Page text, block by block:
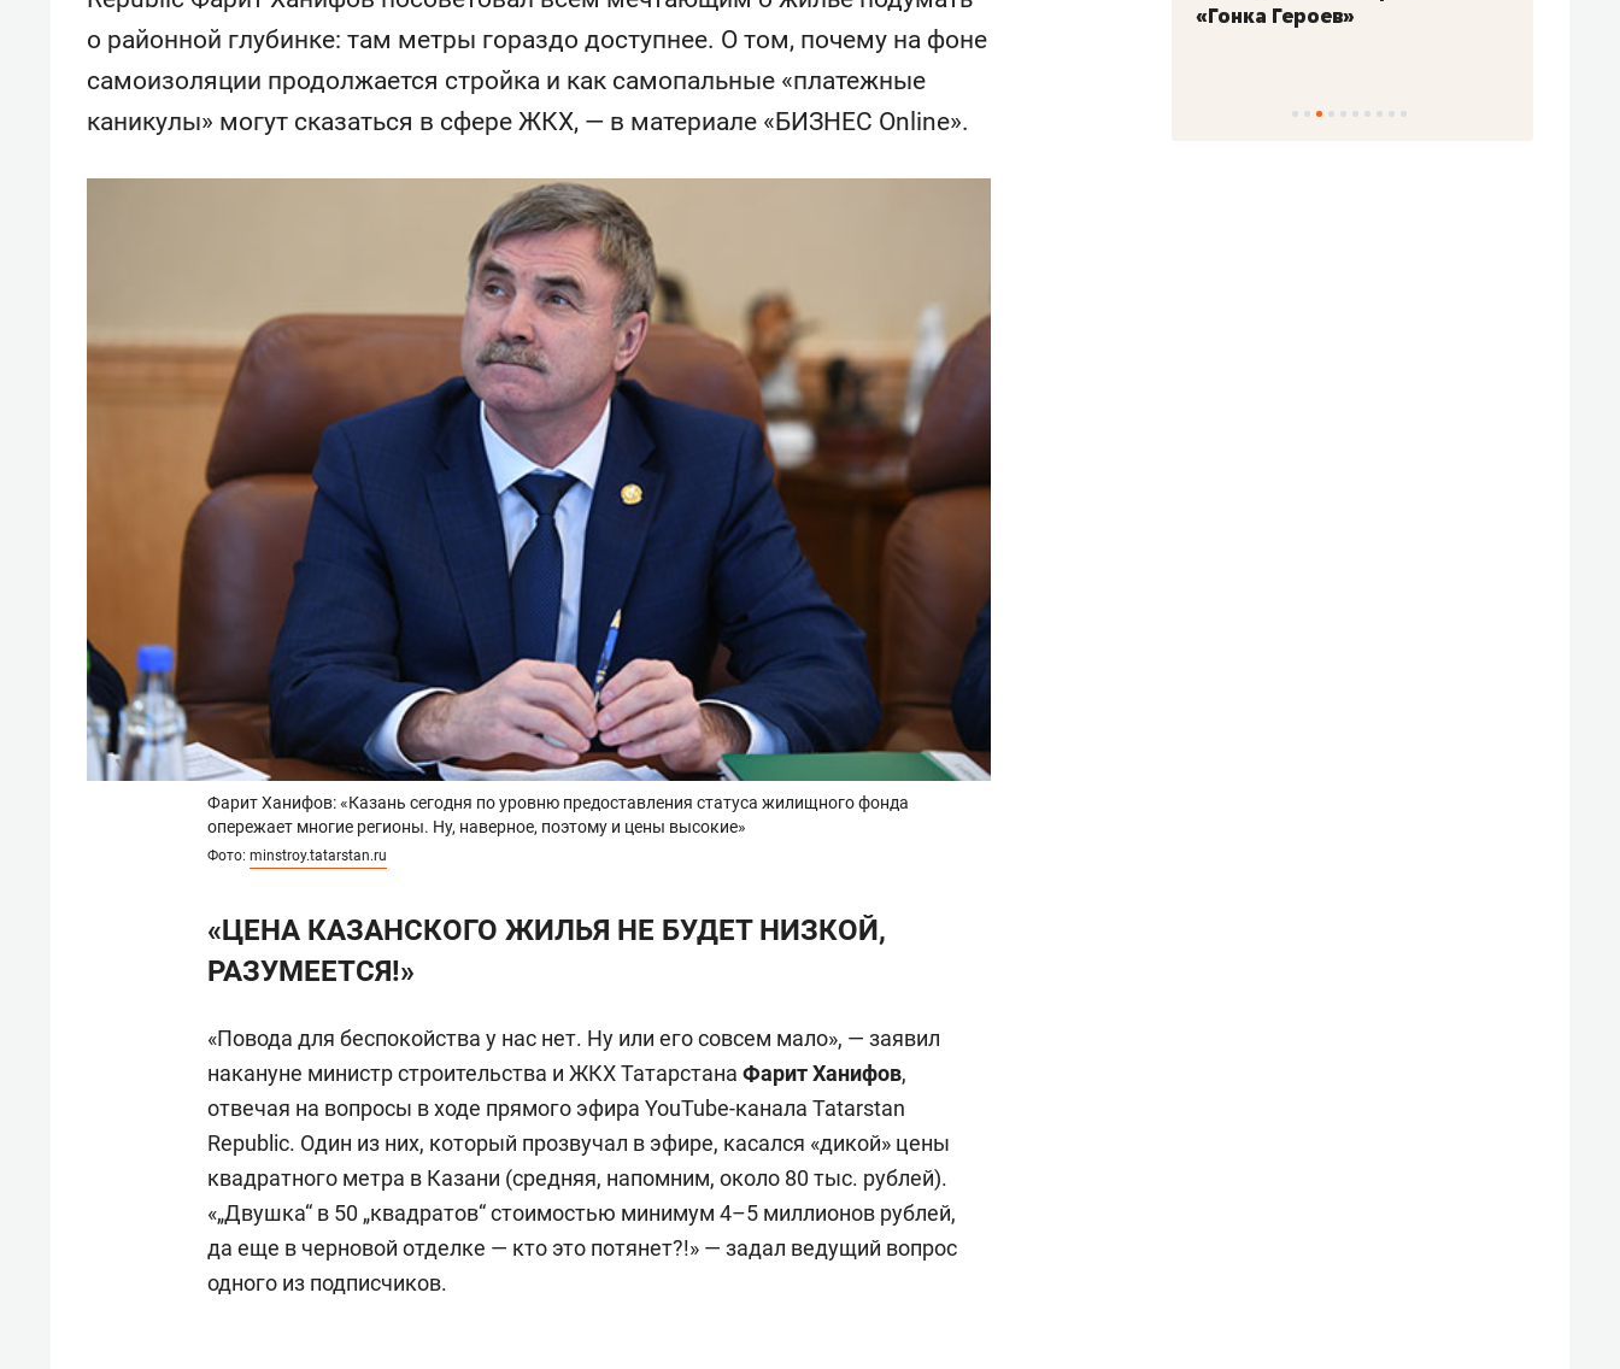
о районной глубинке: там метры гораздо доступнее. О том, почему на фоне
самоизоляции продолжается стройка и как самопальные «платежные
каникулы» могут сказаться в сфере ЖКХ, — в материале «БИЗНЕС Online».
Фарит Ханифов: «Казань сегодня по уровню предоставления статуса жилищного фонда
опережает многие регионы. Ну, наверное, поэтому и цены высокие»
Фото: minstroy.tatarstan.ru
«ЦЕНА КАЗАНСКОГО ЖИЛЬЯ НЕ БУДЕТ НИЗКОЙ,
РАЗУМЕЕТСЯ!»
«Повода для беспокойства у нас нет. Ну или его совсем мало», — заявил
накануне министр строительства и ЖКХ Татарстана Фарит Ханифов,
отвечая на вопросы в ходе прямого эфира YouTube-канала Tatarstan
Republic. Один из них, который прозвучал в эфире, касался «дикой» цены
квадратного метра в Казани (средняя, напомним, около 80 тыс. рублей).
«„Двушка“ в 50 „квадратов“ стоимостью минимум 4–5 миллионов рублей,
да еще в черновой отделке — кто это потянет?!» — задал ведущий вопрос
одного из подписчиков.
состоянием как основа
антихрупких команд
«Гонка Героев»